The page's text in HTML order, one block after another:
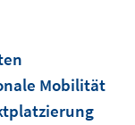
Mobilität